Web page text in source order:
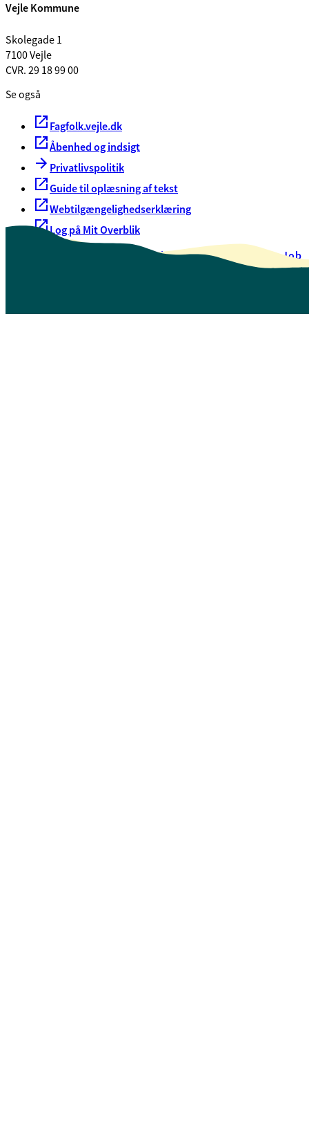
Vejle Kommune
Skolegade 1
7100 Vejle
CVR. 29 18 99 00
Se også
Fagfolk.vejle.dk
Åbenhed og indsigt
Privatlivspolitik
Guide til oplæsning af tekst
Webtilgængelighedserklæring
Log på Mit Overblik
Oversigt over selvbetjeningJob